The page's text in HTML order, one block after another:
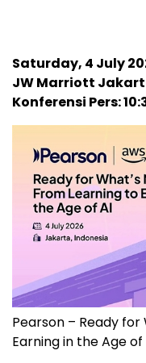
Saturday, 4 July
JW Marriott
Konferensi Pers:
Pearson – Ready for
Earning in the Age of